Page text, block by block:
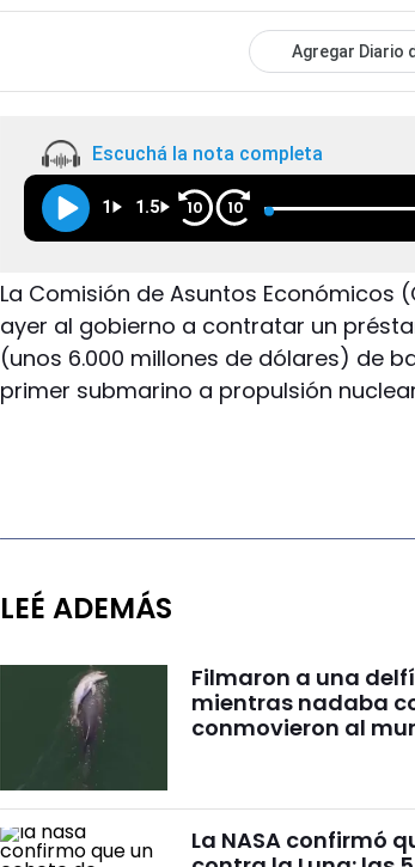
Agregar Diario
Escuchá la nota completa
1 1.5 10 10
La Comisión de Asuntos Económicos
ayer al gobierno a contratar un
(unos 6.000 millones de dólares) de
primer submarino a propulsión
LEÉ ADEMÁS
Filmaron a una
mientras nadaba
conmovieron al
La NASA confirmó